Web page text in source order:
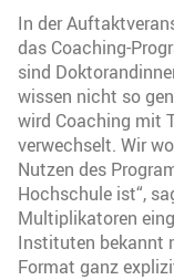
In der
das Coaching-
sind
wissen nicht so
wird Coaching mit
verwechselt. Wir
Nutzen des
Hochschule ist“,
Multiplikatoren
Instituten bekannt
Format ganz